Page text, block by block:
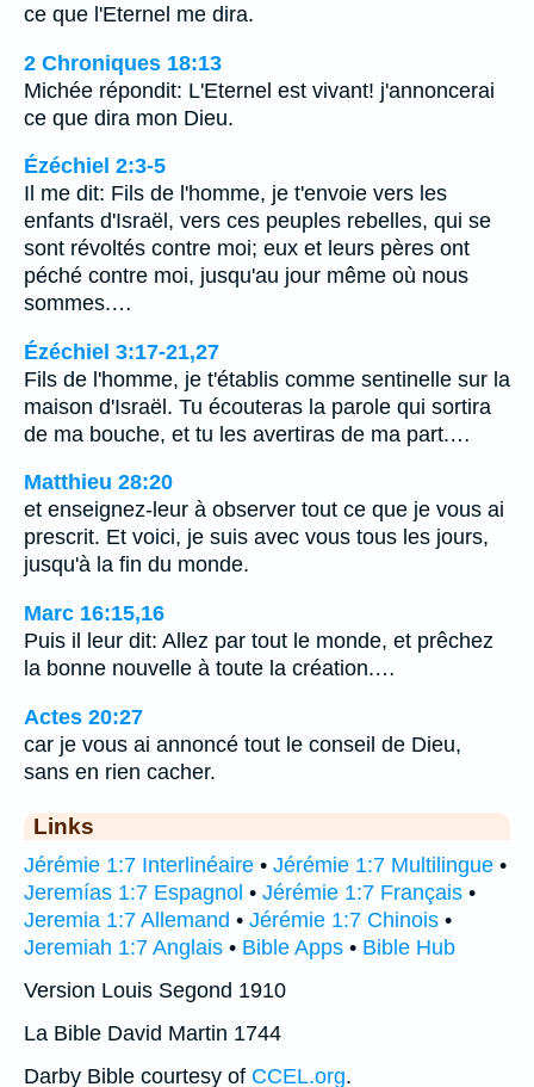
ce que l'Eternel me dira.
2 Chroniques 18:13
Michée répondit: L'Eternel est vivant! j'annoncerai
ce que dira mon Dieu.
Ézéchiel 2:3-5
Il me dit: Fils de l'homme, je t'envoie vers les
enfants d'Israël, vers ces peuples rebelles, qui se
sont révoltés contre moi; eux et leurs pères ont
péché contre moi, jusqu'au jour même où nous
sommes.…
Ézéchiel 3:17-21,27
Fils de l'homme, je t'établis comme sentinelle sur la
maison d'Israël. Tu écouteras la parole qui sortira
de ma bouche, et tu les avertiras de ma part.…
Matthieu 28:20
et enseignez-leur à observer tout ce que je vous ai
prescrit. Et voici, je suis avec vous tous les jours,
jusqu'à la fin du monde.
Marc 16:15,16
Puis il leur dit: Allez par tout le monde, et prêchez
la bonne nouvelle à toute la création.…
Actes 20:27
car je vous ai annoncé tout le conseil de Dieu,
sans en rien cacher.
Links
Jérémie 1:7 Interlinéaire • Jérémie 1:7 Multilingue •
Jeremías 1:7 Espagnol • Jérémie 1:7 Français •
Jeremia 1:7 Allemand • Jérémie 1:7 Chinois •
Jeremiah 1:7 Anglais • Bible Apps • Bible Hub
Version Louis Segond 1910
La Bible David Martin 1744
Darby Bible courtesy of CCEL.org.